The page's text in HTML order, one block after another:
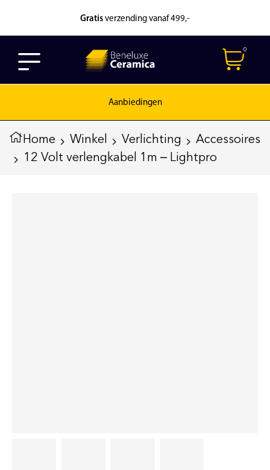
Gratis verzending vanaf 499,-
0
Aanbiedingen
Home Winkel Verlichting
Accessoires
12 Volt verlengkabel 1m – Lightpro